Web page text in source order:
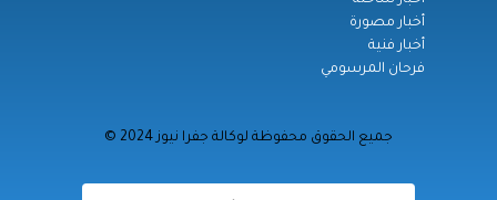
أخبار مصورة
أخبار فنية
فرحان المرسومي
© جميع الحقوق محفوظة لوكالة جفرا نيوز 2024